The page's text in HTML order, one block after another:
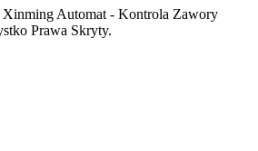
Automat - Kontrola Zawory
Prawa Skryty.